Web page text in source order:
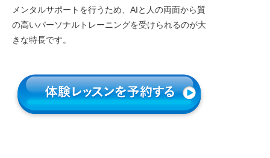
メンタルサポートを行うため、AIと人の両面から質
の高いパーソナルトレーニングを受けられるのが大
きな特長です。